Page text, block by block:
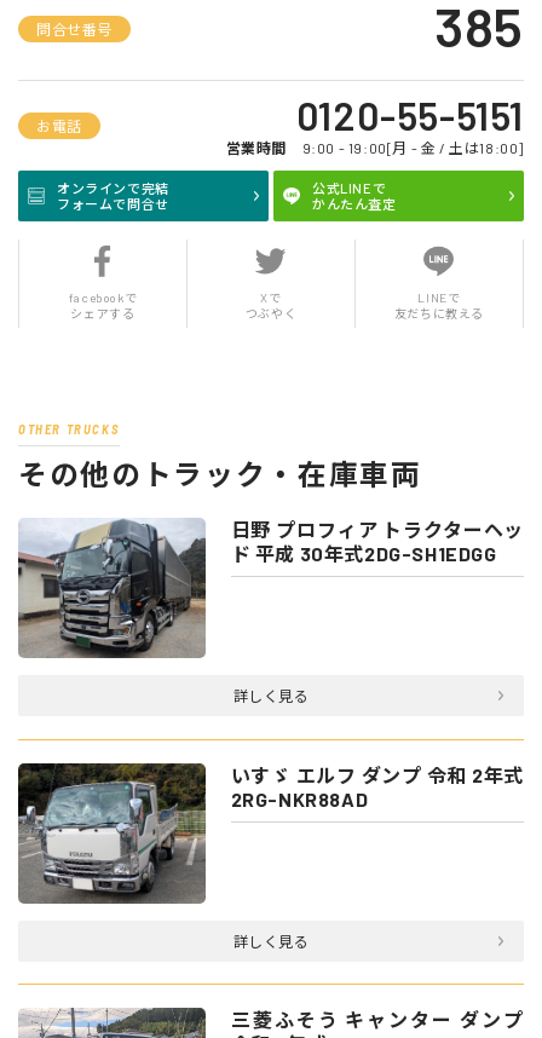
問合せ番号 385
お電話 0120-55-5151
営業時間 9:00 - 19:00[月 - 金 / 土は18:00]
オンラインで完結
フォームで問合せ
公式LINEで
かんたん査定
facebookで
シェアする
Xで
つぶやく
LINEで
友だちに教える
OTHER TRUCKS
その他のトラック・在庫車両
日野 プロフィア トラクターヘッ
ド 平成 30年式2DG-SH1EDGG
詳しく見る
いすゞ エルフ ダンプ 令和 2年式
2RG-NKR88AD
詳しく見る
三菱ふそう キャンター ダンプ